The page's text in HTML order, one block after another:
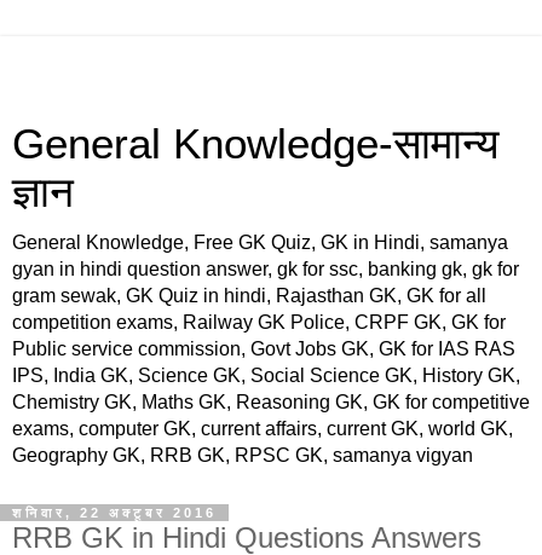
General Knowledge-सामान्य
ज्ञान
General Knowledge, Free GK Quiz, GK in Hindi, samanya
gyan in hindi question answer, gk for ssc, banking gk, gk for
gram sewak, GK Quiz in hindi, Rajasthan GK, GK for all
competition exams, Railway GK Police, CRPF GK, GK for
Public service commission, Govt Jobs GK, GK for IAS RAS
IPS, India GK, Science GK, Social Science GK, History GK,
Chemistry GK, Maths GK, Reasoning GK, GK for competitive
exams, computer GK, current affairs, current GK, world GK,
Geography GK, RRB GK, RPSC GK, samanya vigyan
शनिवार, 22 अक्टूबर 2016
RRB GK in Hindi Questions Answers